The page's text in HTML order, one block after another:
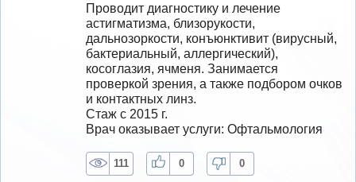
Проводит диагностику и лечение
астигматизма, близорукости,
дальнозоркости, конъюнктивит (вирусный,
бактериальный, аллергический),
косоглазия, ячменя. Занимается
проверкой зрения, а также подбором очков
и контактных линз.
Стаж с 2015 г.
Врач оказывает услуги: Офтальмология
111 0 0